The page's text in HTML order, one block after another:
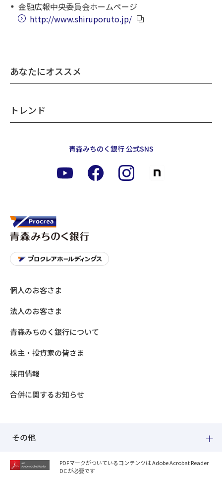
金融広報中央委員会ホームページ
http://www.shiruporuto.jp/
あなたにオススメ
トレンド
青森みちのく銀行 公式SNS
個人のお客さま
法人のお客さま
青森みちのく銀行について
株主・投資家の皆さま
採用情報
合併に関するお知らせ
その他
紛失した場合
PDFマークがついているコンテンツは Adobe Acrobat Reader
DC が必要です